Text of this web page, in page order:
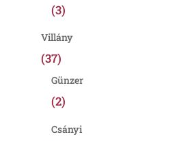
(3)
Villány
(37)
Günzer
(2)
Csányi